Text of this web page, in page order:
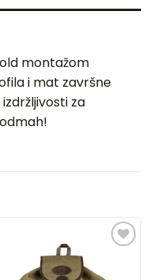
montažom
i mat završne
za